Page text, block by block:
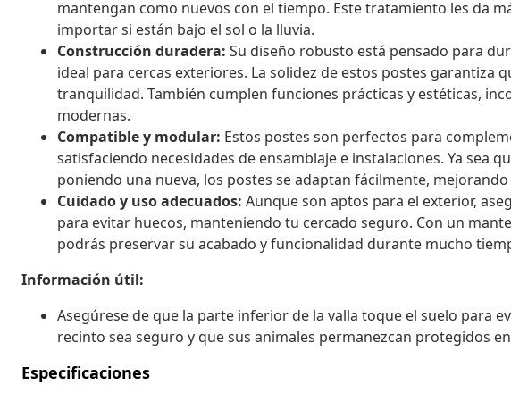
mantengan como nuevos con el tiempo. Este tratamiento les da
importar si están bajo el sol o la lluvia.
Construcción duradera: Su diseño robusto está pensado para
ideal para cercas exteriores. La solidez de estos postes garantiza
tranquilidad. También cumplen funciones prácticas y estéticas,
modernas.
Compatible y modular: Estos postes son perfectos para
satisfaciendo necesidades de ensamblaje e instalaciones. Ya sea
poniendo una nueva, los postes se adaptan fácilmente,
Cuidado y uso adecuados: Aunque son aptos para el exterior,
para evitar huecos, manteniendo tu cercado seguro. Con un
podrás preservar su acabado y funcionalidad durante mucho
Información útil:
Asegúrese de que la parte inferior de la valla toque el suelo para
recinto sea seguro y que sus animales permanezcan protegidos
Especificaciones